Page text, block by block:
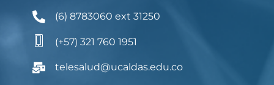
(6) 8783060 ext 31250
(+57) 321 760 1951
telesalud@ucaldas.edu.co